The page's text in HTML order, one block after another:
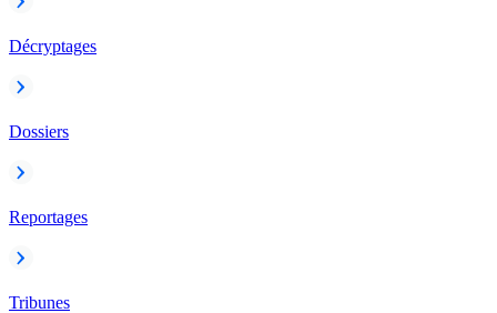
Décryptages
Dossiers
Reportages
Tribunes